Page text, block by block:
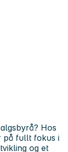
Hos
på fullt fokus i
og et